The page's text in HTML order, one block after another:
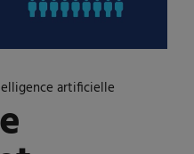
artificielle